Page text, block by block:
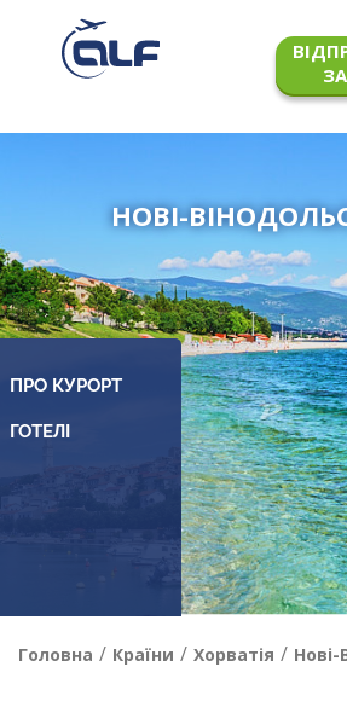
НОВІ-
ПРО КУРОРТ
Головна / Країни / Хорватія / Нові-